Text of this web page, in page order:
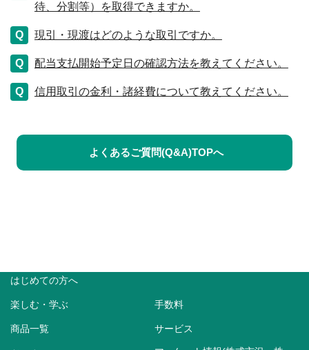
待、分割等）を取得できますか。
現引・現渡はどのような取引ですか。
配当支払開始予定日の確認方法を教えてください。
信用取引の金利・諸経費について教えてください。
よくあるご質問(Q&A)TOPへ
はじめての方へ
楽しむ・学ぶ 手数料
商品一覧 サービス